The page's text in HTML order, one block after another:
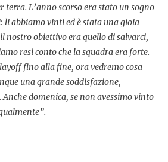
terra. L’anno scorso era stato un sogno
abbiamo vinti ed è stata una gioia
nostro obiettivo era quello di salvarci,
resi conto che la squadra era forte.
fino alla fine, ora vedremo cosa
una grande soddisfazione,
Anche domenica, se non avessimo vinto